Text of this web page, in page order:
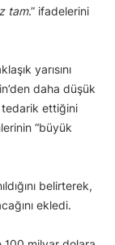
tam.” ifadelerini
yarısını
daha düşük
tedarik ettiğini
“büyük
belirterek,
ekledi.